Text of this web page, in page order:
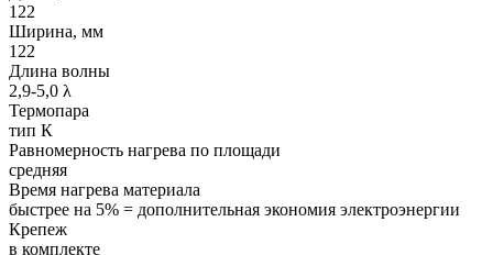
122
Ширина, мм
122
Длина волны
2,9-5,0 λ
Термопара
тип К
Равномерность нагрева по площади
средняя
Время нагрева материала
быстрее на 5% = дополнительная экономия электроэнергии
Крепеж
в комплекте